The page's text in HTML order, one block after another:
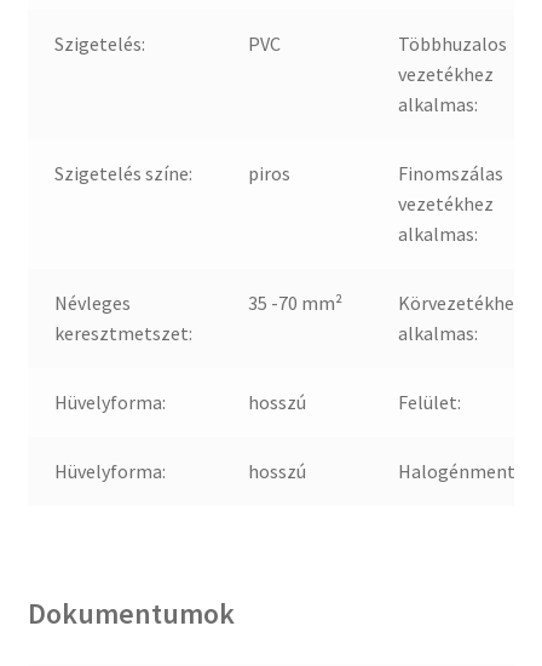
Szigetelés: PVC
Többhuzalos
vezetékhez
alkalmas:
Szigetelés színe: piros
Finomszálas
vezetékhez
alkalmas:
Névleges
keresztmetszet:
35 -70 mm²
Körvezetékhez
alkalmas:
Hüvelyforma: hosszú Felület:
Hüvelyforma: hosszú Halogénmentes:
Dokumentumok